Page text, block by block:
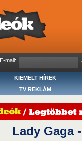
E-mail:
KIEMELT HÍREK
TV REKLÁM
Lady Gaga